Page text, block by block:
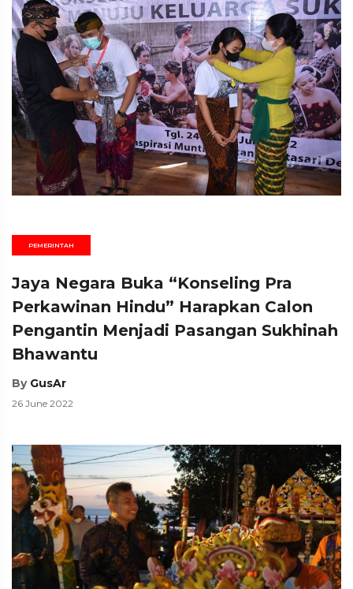
PEMERINTAH
Jaya Negara Buka “Konseling Pra
Perkawinan Hindu” Harapkan Calon
Pengantin Menjadi Pasangan Sukhinah
Bhawantu
By GusAr
26 June 2022